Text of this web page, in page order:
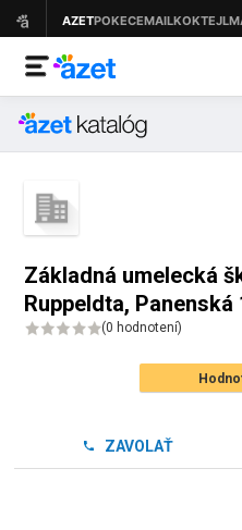
Základná umelecká
Ruppeldta,
(0 hodnotení)
ZAVOLAŤ